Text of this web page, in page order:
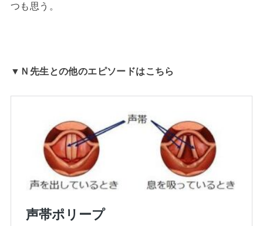
つも思う。
▼Ｎ先生との他のエピソードはこちら